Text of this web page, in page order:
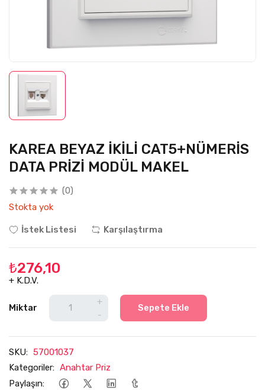
KAREA BEYAZ İKİLİ CAT5+NÜMERİS
DATA PRİZİ MODÜL MAKEL
(0)
Stokta yok
İstek Listesi Karşılaştırma
₺276,10
+ K.D.V.
Miktar
+
-
Sepete Ekle
SKU: 57001037
Kategoriler: Anahtar Priz
Paylaşın: